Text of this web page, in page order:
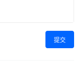
提交